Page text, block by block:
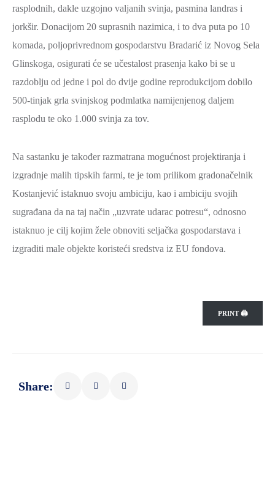
rasplodnih, dakle uzgojno valjanih svinja, pasmina landras i
jorkšir. Donacijom 20 suprasnih nazimica, i to dva puta po 10
komada, poljoprivrednom gospodarstvu Bradarić iz Novog Sela
Glinskoga, osigurati će se učestalost prasenja kako bi se u
razdoblju od jedne i pol do dvije godine reprodukcijom dobilo
500-tinjak grla svinjskog podmlatka namijenjenog daljem
rasplodu te oko 1.000 svinja za tov.
Na sastanku je također razmatrana mogućnost projektiranja i
izgradnje malih tipskih farmi, te je tom prilikom gradonačelnik
Kostanjević istaknuo svoju ambiciju, kao i ambiciju svojih
sugrađana da na taj način „uzvrate udarac potresu“, odnosno
istaknuo je cilj kojim žele obnoviti seljačka gospodarstava i
izgraditi male objekte koristeći sredstva iz EU fondova.
PRINT 🖨
Share: